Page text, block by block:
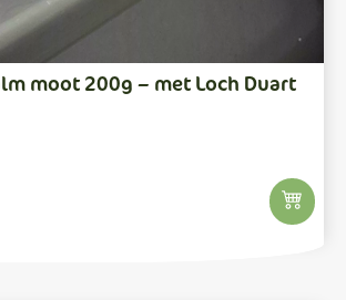
moot 200g – met Loch Duart